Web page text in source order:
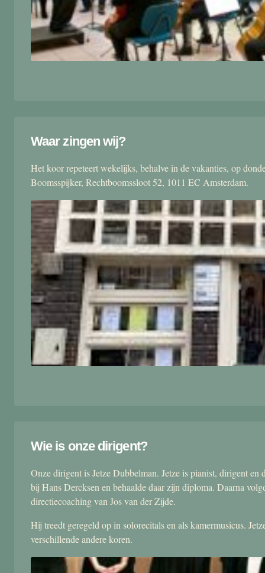
Waar zingen wij?
Het koor repeteert wekelijks, behalve in de vakanties, op
Boomsspijker, Rechtboomssloot 52, 1011 EC Amsterdam.
Wie is onze dirigent?
Onze dirigent is Jetze Dubbelman. Jetze is pianist, dirigent
bij Hans Dercksen en behaalde daar zijn diploma. Daarna
directiecoaching van Jos van der Zijde.
Hij treedt geregeld op in solorecitals en als kamermusicus.
verschillende andere koren.